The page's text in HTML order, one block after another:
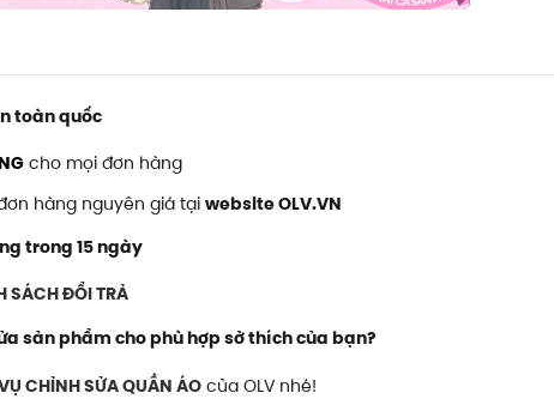
toàn quốc
cho mọi đơn hàng
hàng nguyên giá tại website OLV.VN
trong 15 ngày
SÁCH ĐỔI TRẢ
sản phẩm cho phù hợp sở thích của bạn?
CHỈNH SỬA QUẦN ÁO của OLV nhé!